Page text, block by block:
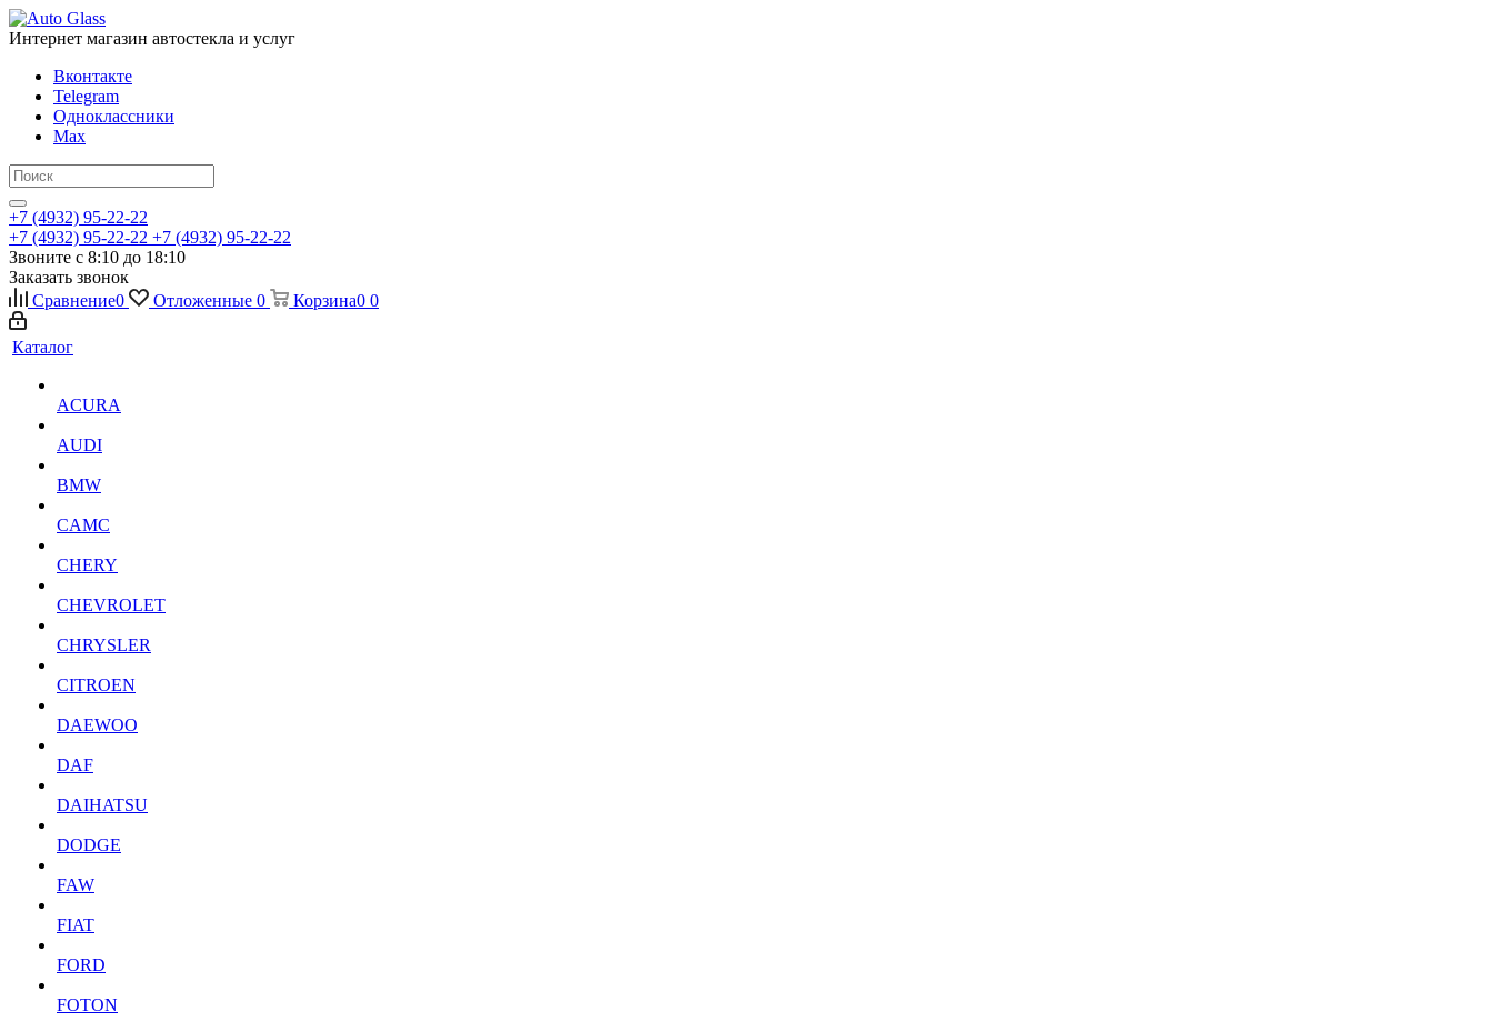
Интернет магазин автостекла и услуг
Вконтакте
Telegram
Одноклассники
Max
+7 (4932) 95-22-22
+7 (4932) 95-22-22 +7 (4932) 95-22-22
Звоните с 8:10 до 18:10
Заказать звонок
Сравнение0 Отложенные 0 Корзина0 0
Каталог
ACURA
AUDI
BMW
CAMC
CHERY
CHEVROLET
CHRYSLER
CITROEN
DAEWOO
DAF
DAIHATSU
DODGE
FAW
FIAT
FORD
FOTON